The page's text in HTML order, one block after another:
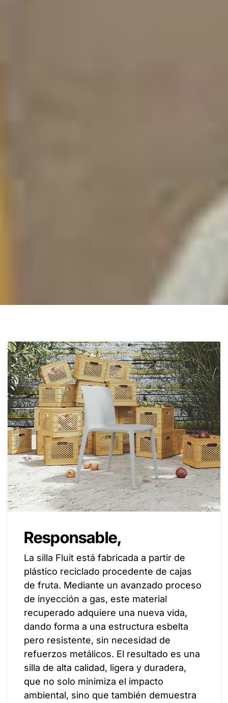
Responsable,
La silla Fluit está fabricada a partir de
plástico reciclado procedente de cajas
de fruta. Mediante un avanzado proceso
de inyección a gas, este material
recuperado adquiere una nueva vida,
dando forma a una estructura esbelta
pero resistente, sin necesidad de
refuerzos metálicos. El resultado es una
silla de alta calidad, ligera y duradera,
que no solo minimiza el impacto
ambiental, sino que también demuestra